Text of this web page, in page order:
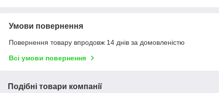
Умови повернення
Повернення товару впродовж 14 днів за домовленістю
Всі умови повернення
Подібні товари компанії